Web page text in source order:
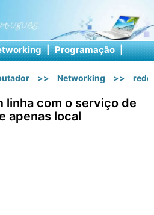
| Programação |
>> Networking >> rede
linha com o serviço de
apenas local